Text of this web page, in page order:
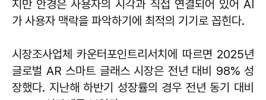
지만 안경은 사용자의 시각과 직접 연결되어 있어 AI
가 사용자 맥락을 파악하기에 최적의 기기로 꼽힌다.
시장조사업체 카운터포인트리서치에 따르면 2025년
글로벌 AR 스마트 글래스 시장은 전년 대비 98% 성
장했다. 지난해 하반기 성장률의 경우 전년 동기 대비